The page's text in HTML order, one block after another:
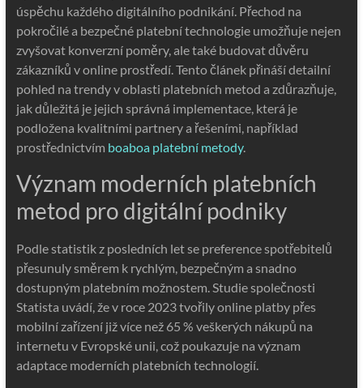
úspěchu každého digitálního podnikání. Přechod na
pokročilé a bezpečné platební technologie umožňuje nejen
zvyšovat konverzní poměry, ale také budovat důvěru
zákazníků v online prostředí. Tento článek přináší detailní
pohled na trendy v oblasti platebních metod a zdůrazňuje,
jak důležitá je jejich správná implementace, která je
podložena kvalitními partnery a řešeními, například
prostřednictvím boaboa platební metody.
Význam moderních platebních
metod pro digitální podniky
Podle statistik z posledních let se preference spotřebitelů
přesunuly směrem k rychlým, bezpečným a snadno
dostupným platebním možnostem. Studie společnosti
Statista uvádí, že v roce 2023 tvořily online platby přes
mobilní zařízení již více než 65 % veškerých nákupů na
internetu v Evropské unii, což poukazuje na význam
adaptace moderních platebních technologií.